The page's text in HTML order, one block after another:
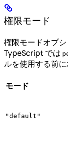
権限モード
権限モードオプ
TypeScript では
ルを使用する前
モード
"default"